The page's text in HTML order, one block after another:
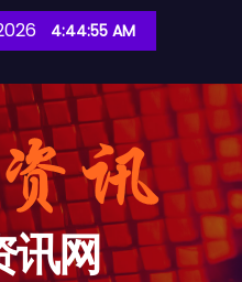
4:44:56 AM
讯网